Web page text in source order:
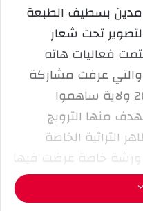
بسطيف الطبعة
تحت شعار
فعاليات هاته
والتي عرفت مشاركة
أكثر من 30فنان ممثلين عن 20 ولاية ساهموا
منها الترويج
التراثية الخاصة
ورشة خاصة عرضت فيها